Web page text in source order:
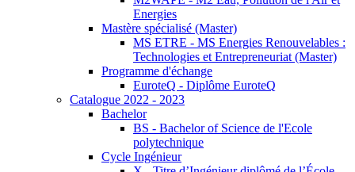
Energies
Mastère spécialisé (Master)
MS ETRE - MS Energies Renouvelables :
Technologies et Entrepreneuriat (Master)
Programme d'échange
EuroteQ - Diplôme EuroteQ
Catalogue 2022 - 2023
Bachelor
BS - Bachelor of Science de l'Ecole
polytechnique
Cycle Ingénieur